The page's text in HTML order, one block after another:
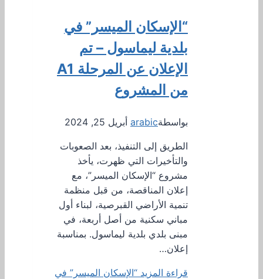
“الإسكان الميسر” في
بلدية ليماسول – تم
الإعلان عن المرحلة A1
من المشروع
بواسطةarabic أبريل 25, 2024
الطريق إلى التنفيذ، بعد الصعوبات
والتأخيرات التي ظهرت، يأخذ
مشروع “الإسكان الميسر”، مع
إعلان المناقصة، من قبل منظمة
تنمية الأراضي القبرصية، لبناء أول
مباني سكنية من أصل أربعة، في
مبنى بلدي بلدية ليماسول. بمناسبة
إعلان…
قراءة المزيد “الإسكان الميسر” في